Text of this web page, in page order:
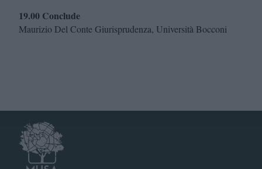
19.00 Conclude
Maurizio Del Conte Giurisprudenza, Università Bocconi